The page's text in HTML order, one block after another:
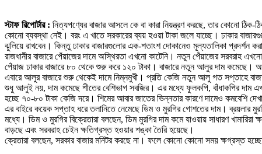
স্টাফ রিপোর্টার : নিত্যপণ্যের বাজার আসলে কে বা কারা নিয়ন্ত্রণ করছে, তার কোনো ঠিক-
কোনো ব্যবস্থা নেই। বরং এ খাতে সরকারের ব্যয় হওয়া টাকা জলে যাচ্ছে। ঢাকার
ঝুলিয়ে রাখবেন। কিন্তু ঢাকার বাজারগুলোর এক-শতাংশ দোকানেও মূল্যতালিকা প্রদর্শন
রাজধানীর বাজারে পেঁয়াজের দামে অস্থিরতা এখনো কাটেনি। নতুন পেঁয়াজের সরবরাহ
পেঁয়াজ ঢাকার বাজারে ৮০ থেকে শুরু করে ১২০ টাকা। বাজারে নতুন আলুর দাম কমেছে।
এবারে আলুর বাজারে শুরু থেকেই দামে নিম্নমুখী। প্রতি কেজি নতুন আলু গত সপ্তাহে
শুধু আলুই নয়, দাম কমেছে শীতের বেশিভাগ সবজির। এর মধ্যে ফুলকপি, বাঁধাকপির দাম
হচ্ছে ৭০-৮০ টাকা কেজি দরে। শিমের আবার জাতের ভিন্নতার কারণে দামেও কমবেশি
এর বাইরে কয়েক সপ্তাহ ধরে তলানিতে নেমেছে ডিম ও মুরগির গোশতের দাম। ব্রয়লার
মধ্যে। ডিম ও মুরগির বিক্রেতারা বলছেন, ডিম মুরগির দাম কমে যাওয়ায় সাধারণ
বাড়ছে এবং সরবরাহ চেইন ক্ষতিগ্রস্ত হওয়ার শঙ্কা তৈরি হয়েছে।
ক্রেতারা বলছেন, সরকার বাজার মনিটর করছে না। ফলে কোনো কোনো সময় ক্ষগ্রস্ত